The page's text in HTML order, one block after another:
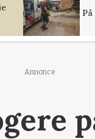
Annonce